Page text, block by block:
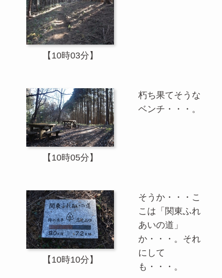
【10時03分】
【10時05分】
朽ち果てそうな
ベンチ・・・。
【10時10分】
そうか・・・こ
こは「関東ふれ
あいの道」
か・・・。それ
にして
も・・・。